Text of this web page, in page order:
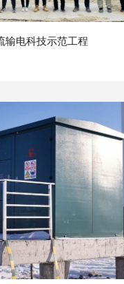
输电科技示范工程